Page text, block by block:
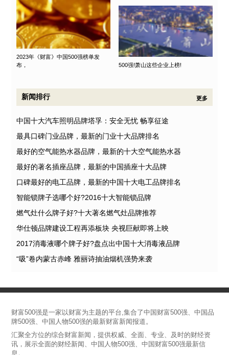
2023年《财富》中国500强榜单发
布，
500强!萧山这些企业上榜!
新闻排行 更多
中国十大汽车照明品牌塔孚：安全无忧 畅享征途
最具口碑门业品牌，最新的门业十大品牌排名
最好的空气能热水器品牌，最新的十大空气能热水器
最好的著名插座品牌，最新的中国插座十大品牌
口碑最好的电工品牌，最新的中国十大电工品牌排名
智能锁牌子选哪个好?2016十大智能锁品牌
燃气灶什么牌子好?十大著名燃气灶品牌推荐
华仕顿品牌建设工程再添板块 央视巨献即将上映
2017消毒液哪个牌子好?盘点出中国十大消毒液品牌
“吸”卷内蒙古赤峰 雅丽诗抽油烟机强势来袭
财富500强是一家以财富为主题的平台,集合了中国财富500强、中国品
牌500强、中国人物500强的最新财富新闻报道。
汇聚全方位的综合财富新闻，提供权威、全面、专业、及时的财经资
讯，展示全面的财经新闻、中国人物500强、中国财富500强最新信
息。